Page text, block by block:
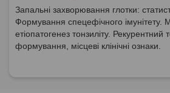
Запальні захворювання глотки:
Формування спецефічного імунітету.
етіопатогенез тонзиліту. Рекурентний
формування, місцеві клінічні ознаки.